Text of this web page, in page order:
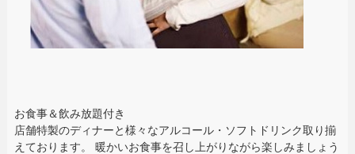
お食事＆飲み放題付き
店舗特製のディナーと様々なアルコール・ソフトドリンク取り揃
えております。 暖かいお食事を召し上がりながら楽しみましょう